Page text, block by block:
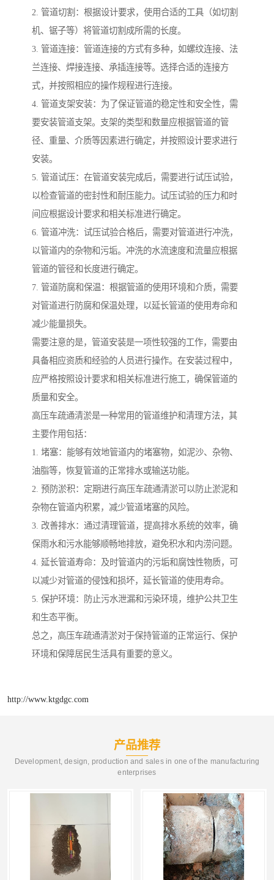
2. 管道切割：根据设计要求，使用合适的工具（如切割
机、锯子等）将管道切割成所需的长度。
3. 管道连接：管道连接的方式有多种，如螺纹连接、法
兰连接、焊接连接、承插连接等。选择合适的连接方
式，并按照相应的操作规程进行连接。
4. 管道支架安装：为了保证管道的稳定性和安全性，需
要安装管道支架。支架的类型和数量应根据管道的管
径、重量、介质等因素进行确定，并按照设计要求进行
安装。
5. 管道试压：在管道安装完成后，需要进行试压试验，
以检查管道的密封性和耐压能力。试压试验的压力和时
间应根据设计要求和相关标准进行确定。
6. 管道冲洗：试压试验合格后，需要对管道进行冲洗，
以管道内的杂物和污垢。冲洗的水流速度和流量应根据
管道的管径和长度进行确定。
7. 管道防腐和保温：根据管道的使用环境和介质，需要
对管道进行防腐和保温处理，以延长管道的使用寿命和
减少能量损失。
需要注意的是，管道安装是一项性较强的工作，需要由
具备相应资质和经验的人员进行操作。在安装过程中，
应严格按照设计要求和相关标准进行施工，确保管道的
质量和安全。
高压车疏通清淤是一种常用的管道维护和清理方法，其
主要作用包括：
1. 堵塞：能够有效地管道内的堵塞物，如泥沙、杂物、
油脂等，恢复管道的正常排水或输送功能。
2. 预防淤积：定期进行高压车疏通清淤可以防止淤泥和
杂物在管道内积累，减少管道堵塞的风险。
3. 改善排水：通过清理管道，提高排水系统的效率，确
保雨水和污水能够顺畅地排放，避免积水和内涝问题。
4. 延长管道寿命：及时管道内的污垢和腐蚀性物质，可
以减少对管道的侵蚀和损坏，延长管道的使用寿命。
5. 保护环境：防止污水泄漏和污染环境，维护公共卫生
和生态平衡。
总之，高压车疏通清淤对于保持管道的正常运行、保护
环境和保障居民生活具有重要的意义。
http://www.ktgdgc.com
产品推荐
Development, design, production and sales in one of the manufacturing
enterprises